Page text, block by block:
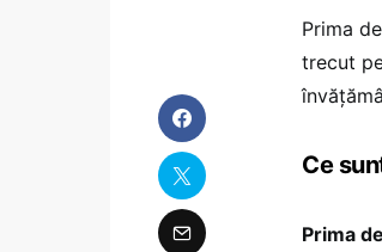
Prima
trecut
Ce
Prima